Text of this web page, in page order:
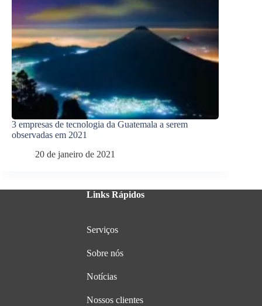
3 empresas de tecnologia da Guatemala a serem
observadas em 2021
20 de janeiro de 2021
Links Rápidos
Serviços
Sobre nós
Notícias
Nossos clientes